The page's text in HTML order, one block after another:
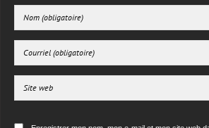
Enregistrer mon nom, mon e-mail et mon site web